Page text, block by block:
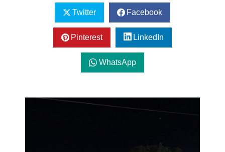
Twitter Facebook
Pinterest LinkedIn
WhatsApp